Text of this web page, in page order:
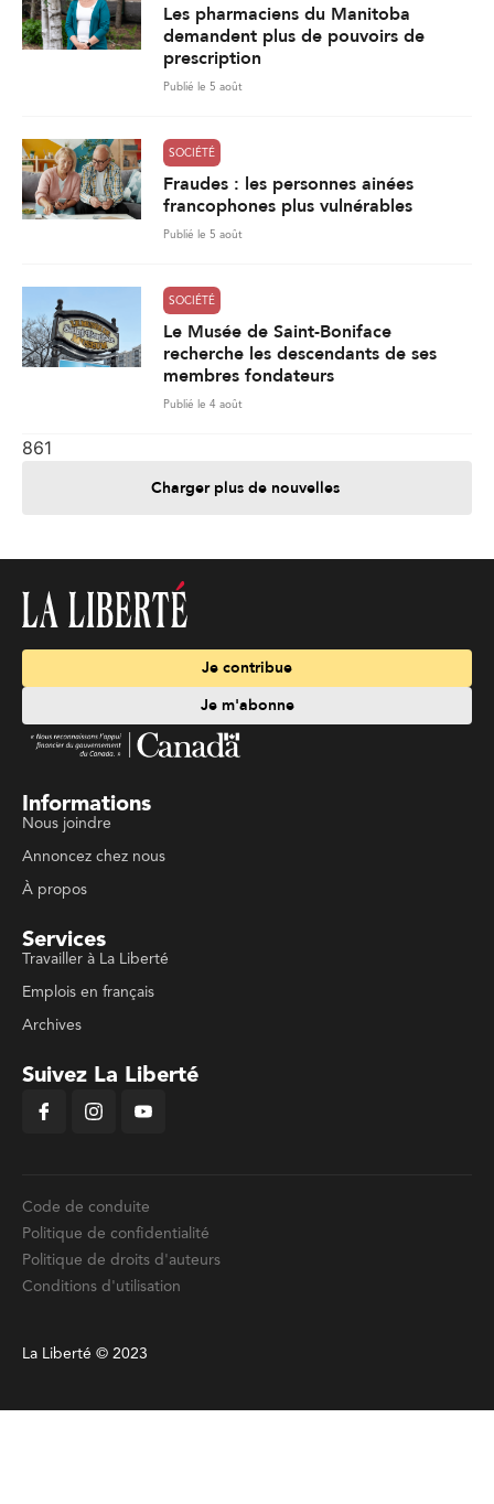
Les pharmaciens du Manitoba
demandent plus de pouvoirs de
prescription
Publié le 5 août
SOCIÉTÉ
Fraudes : les personnes ainées
francophones plus vulnérables
Publié le 5 août
SOCIÉTÉ
Le Musée de Saint-Boniface
recherche les descendants de ses
membres fondateurs
Publié le 4 août
861
Charger plus de nouvelles
Je contribue
Je m'abonne
Informations
Nous joindre
Annoncez chez nous
À propos
Services
Travailler à La Liberté
Emplois en français
Archives
Suivez La Liberté
Code de conduite
Politique de confidentialité
Politique de droits d'auteurs
Conditions d'utilisation
La Liberté © 2023